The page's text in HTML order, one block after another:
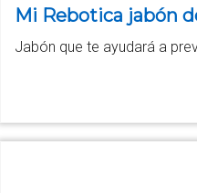
Mi Rebotica jabón
Jabón que te ayudará a